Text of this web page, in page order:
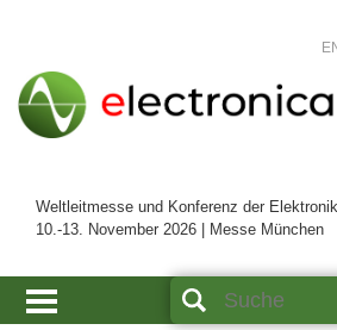
Weltleitmesse und Konferenz der Elektronik
10.-13. November 2026 | Messe München